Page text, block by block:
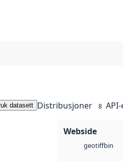
datasett Distribusjoner 8
Webside
geotiffbin